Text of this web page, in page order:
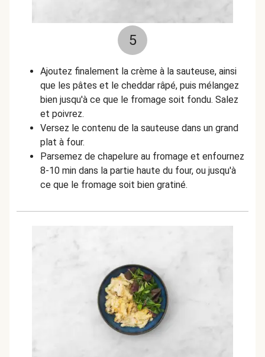
5
Ajoutez finalement la crème à la sauteuse, ainsi
que les pâtes et le cheddar râpé, puis mélangez
bien jusqu'à ce que le fromage soit fondu. Salez
et poivrez.
Versez le contenu de la sauteuse dans un grand
plat à four.
Parsemez de chapelure au fromage et enfournez
8-10 min dans la partie haute du four, ou jusqu'à
ce que le fromage soit bien gratiné.